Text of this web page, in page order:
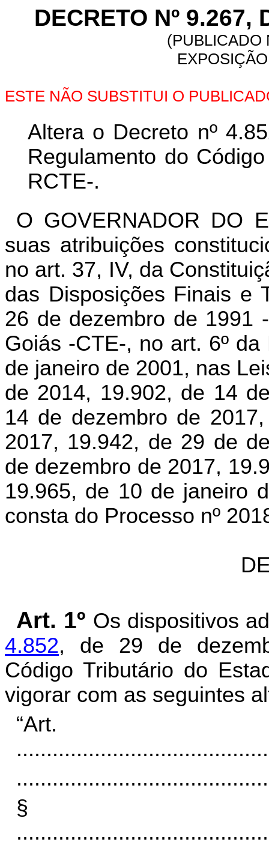
DECRETO Nº 9.267,
(PUBLICADO
ESTE NÃO SUBSTITUI O
Altera o Decreto nº
Regulamento do
RCTE-.
O GOVERNADOR DO
suas atribuições
no art. 37, IV, da
das Disposições Finais e
26 de dezembro de 1991
Goiás -CTE-, no art. 6º
de janeiro de 2001, nas
de 2014, 19.902, de 14
14 de dezembro de
2017, 19.942, de 29 de
de dezembro de 2017,
19.965, de 10 de janeiro
consta do Processo nº
Art. 1º Os dispositivos
4.852, de 29 de
Código Tributário do
vigorar com as seguintes
§